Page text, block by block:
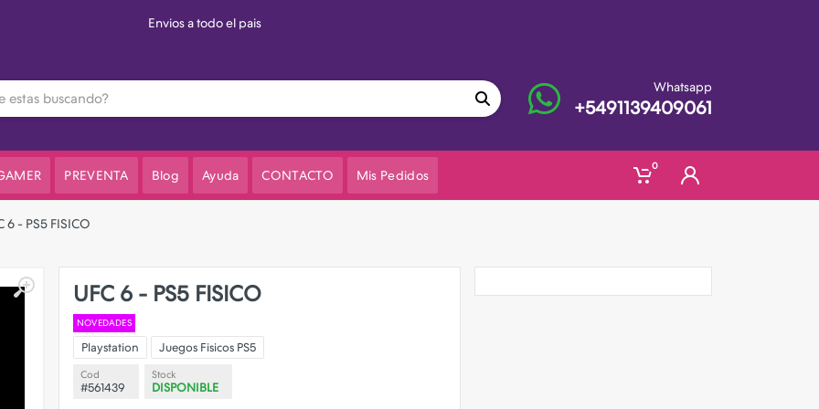
Whatsapp
+5491139409061
PREVENTA Blog Ayuda CONTACTO Mis Pedidos
0
6 - PS5 FISICO
UFC 6 - PS5 FISICO
NOVEDADES
Playstation Juegos Fisicos PS5
Cod
#561439
Stock
DISPONIBLE